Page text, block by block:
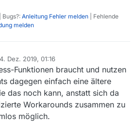
Anleitung Fehler melden | Fehlende
melden
Dez. 2019, 01:16
von
Funktionen braucht und nutzen
dagegen einfach eine ältere
das noch kann, anstatt sich da
Workarounds zusammen zu
möglich.